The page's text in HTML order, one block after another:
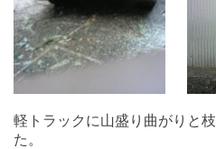
軽トラックに山盛り曲がりと
た。